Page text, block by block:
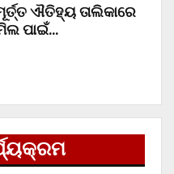
ଐତିହ୍ୟ ତାଲିକାରେ
ପାଇଁ…